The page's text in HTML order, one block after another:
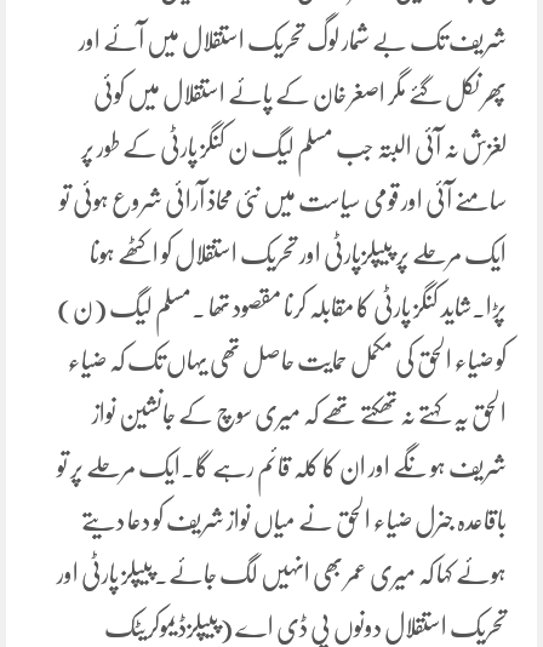
شریف تک بے شمار لوگ تحریک استقلال میں آئے اور
پھر نکل گئے مگر اصغر خان کے پائے استقلال میں کوئی
لغزش نہ آئی البتہ جب مسلم لیگ ن کنگز پارٹی کے طور پر
سامنے آئی اور قومی سیاست میں نئی محاذ آرائی شروع ہوئی تو
ایک مرحلے پر پیپلزپارٹی اور تحریک استقلال کو اکٹھے ہونا
پڑا۔شاید کنگز پارٹی کا مقابلہ کرنا مقصود تھا ۔مسلم لیگ (ن)
کو ضیاء الحق کی مکمل حمایت حاصل تھی یہاں تک کہ ضیاء
الحق یہ کہتے نہ تھکتے تھے کہ میری سوچ کے جانشین نواز
شریف ہو نگے اور ان کا کلہ قائم رہے گا۔ایک مرحلے پر تو
باقاعدہ جنرل ضیاء الحق نے میاں نواز شریف کو دعا دیتے
ہوئے کہا کہ میری عمر بھی انہیں لگ جائے۔پیپلز پارٹی اور
تحریک استقلال دونوں پی ڈی اے (پیپلزڈیموکریٹک